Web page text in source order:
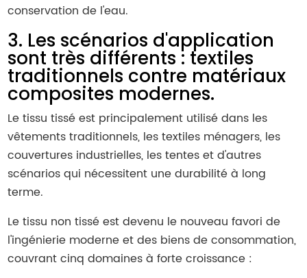
conservation de l'eau.
3. Les scénarios d'application
sont très différents : textiles
traditionnels contre matériaux
composites modernes.
Le tissu tissé est principalement utilisé dans les
vêtements traditionnels, les textiles ménagers, les
couvertures industrielles, les tentes et d'autres
scénarios qui nécessitent une durabilité à long
terme.
Le tissu non tissé est devenu le nouveau favori de
l'ingénierie moderne et des biens de consommation,
couvrant cinq domaines à forte croissance :